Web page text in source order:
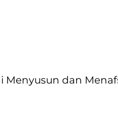
Menyusun dan